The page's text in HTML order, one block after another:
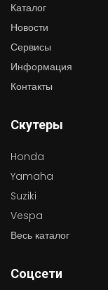
Каталог
Новости
Сервисы
Информация
Контакты
Скутеры
Honda
Yamaha
Suziki
Vespa
Весь каталог
Соцсети